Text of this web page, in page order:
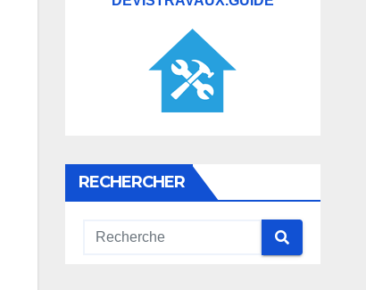
RECHERCHER